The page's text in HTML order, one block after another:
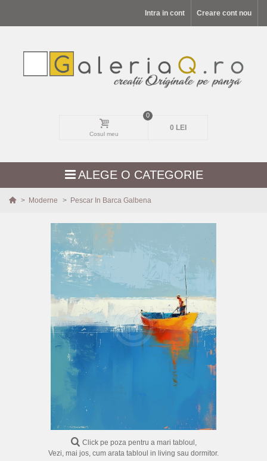
Intra in cont Creare cont nou
Cosul meu
0
0 LEI
ALEGE O CATEGORIE
> Moderne > Pescar In Barca Galbena
Click pe poza pentru a mari tabloul,
Vezi, mai jos, cum arata tabloul in living sau dormitor.